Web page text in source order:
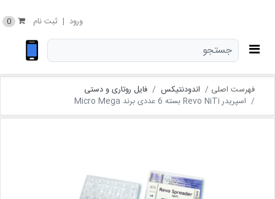
ورود | ثبت نام 0
فهرست اصلی اندودنتیکس
فایل روتاری و دستی
اسپریدر Revo NiTi بسته 6 عددی برند Micro Mega